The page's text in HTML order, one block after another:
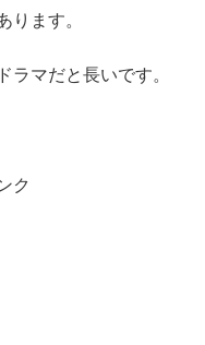
ります。
ラマだと長いです。
ク